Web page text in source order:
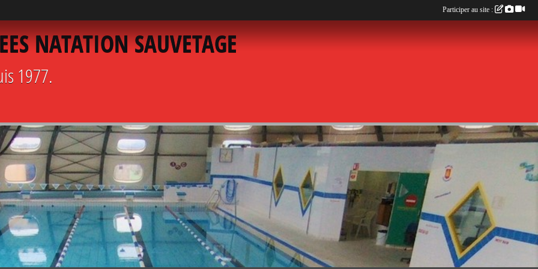
NATATION SAUVETAGE
1977.
Participer au site :